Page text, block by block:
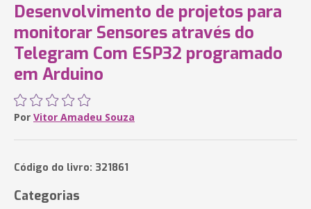
Desenvolvimento de projetos para
monitorar Sensores através do
Telegram Com ESP32 programado
em Arduino
Por Vitor Amadeu Souza
Código do livro: 321861
Categorias